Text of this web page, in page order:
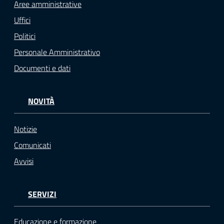
Aree amministrative
Uffici
Politici
Personale Amministrativo
Documenti e dati
NOVITÀ
Notizie
Comunicati
Avvisi
SERVIZI
Educazione e formazione